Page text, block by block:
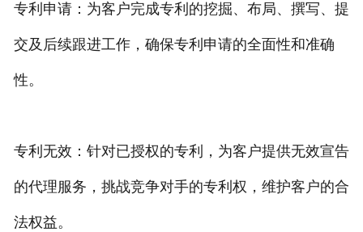
专利申请：为客户完成专利的挖掘、布局、撰写、提
交及后续跟进工作，确保专利申请的全面性和准确
性。
专利无效：针对已授权的专利，为客户提供无效宣告
的代理服务，挑战竞争对手的专利权，维护客户的合
法权益。